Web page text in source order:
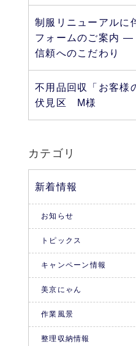
制服リニューアルに
フォームのご案内 ―
信頼へのこだわり
不用品回収「お客様
伏見区 M様
カテゴリ
新着情報
お知らせ
トピックス
キャンペーン情報
美京にゃん
作業風景
整理収納情報